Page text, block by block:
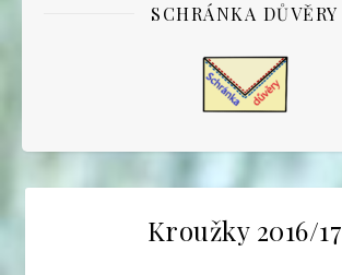
SCHRÁNKA DŮVĚRY
Kroužky 2016/17